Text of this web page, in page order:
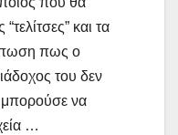
και τα
πως ο
του δεν
μπορούσε να
…